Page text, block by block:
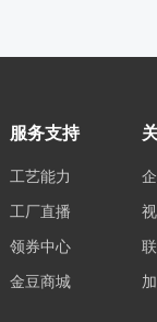
服务支持
工艺能力
工厂直播
领券中心
金豆商城